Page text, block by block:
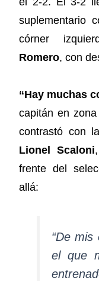
suplementario
córner
Romero, con
“Hay muchas
capitán en
contrastó con
Lionel Scaloni
frente del
allá:
“De
el que